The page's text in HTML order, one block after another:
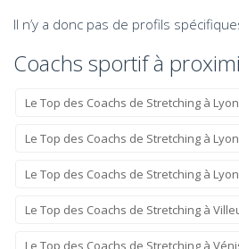
Il n’y a donc pas de profils
Coachs sportif à
Le Top des Coachs de Stretching à
Le Top des Coachs de Stretching à
Le Top des Coachs de Stretching à
Le Top des Coachs de Stretching à
Le Top des Coachs de Stretching à